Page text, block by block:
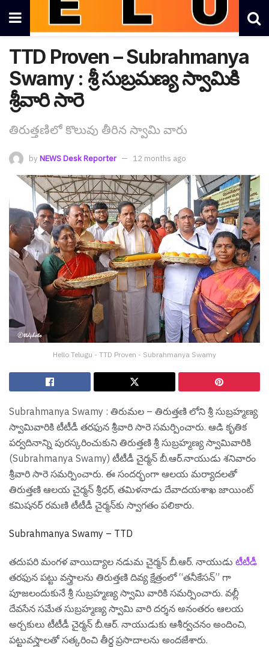
TTD Proven – Subrahmanya
Swamy : శ్రీ సుబ్ర‌మ‌ణ్య స్వామికి
శ్రీ‌వారి సారె
తిరుత్త‌ణిలో కొలువు తీరిన స్వామి వారు
by NEWS Desk Reporter 12 months ago
Hello Telugu - TTD Proven - Subrahmanya Swamy
Subrahmanya Swamy : తిరుమ‌ల – తిరుత్తణి లోని శ్రీ సుబ్రహ్మణ్య
స్వామివారికి టీటీడీ తరఫున శ్రీవారి సారె స‌మ‌ర్పించారు. ఆడి కృతిక
పర్వదినాన్ని పురస్కరించుకుని తిరుత్తణి శ్రీ సుబ్రహ్మణ్య స్వామివారికి
(Subrahmanya Swamy) టీటీడీ చైర్మన్ బీ.ఆర్.నాయుడు శనివారం
శ్రీవారి సారె సమర్పించారు. ఈ సందర్భంగా ఆలయ మర్యాదలతో
తిరుత్తణి ఆలయ చైర్మన్ శ్రీధర్, తమిళనాడు దేవాదయశాఖ జాయింట్
కమిషనర్ రమణి టీటీడీ చైర్మన్‌కు స్వాగతం పలికారు.
Subrahmanya Swamy – TTD
తదుపరి మంగళ వాయిద్యాల నడుమ చైర్మన్ బీ.ఆర్. నాయుడు టీటీడీ
తరఫున పట్టు వస్త్రాలను తిరుత్తణి దివ్య క్షేత్రంలో “తనీకేసన్” గా
పూజలందుకునే శ్రీ సుబ్రహ్మణ్య స్వామి వారికి సమర్పించారు. వల్లీ
దేవసేన సమేత సుబ్రహ్మణ్య స్వామి వారి దర్శన అనంతరం ఆలయ
అర్చకులు టీటీడీ చైర్మన్ బీ.ఆర్. నాయుడుకు ఆశీర్వచనం అందించి,
పట్టువస్త్రాలతో సత్కరించి తీర్థ ప్రసాదాలను అందజేశారు.